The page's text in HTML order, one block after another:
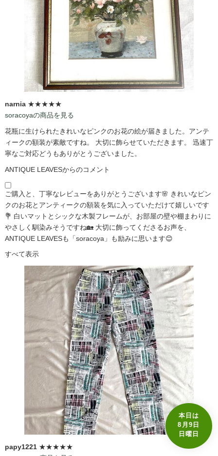
本日は
8月9日
日曜日
narnia ★★★★★
soracoyaの商品を見る
花瓶に生けられたきれいなピンクのお花の絵が届きました。アンテ
ィークの額装が素敵ですね。 大切に飾らせていただきます。 迅速丁
寧なご対応どうもありがとうございました。
ANTIQUE LEAVESからのコメント
ご購入と、丁寧なレビューをありがとうございます🌸 きれいなピン
クのお花とアンティークの額装を気に入っていただけて嬉しいです
💐 白いマットとシックな木製フレームが、お部屋の壁や棚まわりに
やさしく馴染みそうですね🏡 大切に飾ってくださるお声を、
ANTIQUE LEAVESも「soracoya」も励みに思います😊
すべて表示
papy1221 ★★★★★